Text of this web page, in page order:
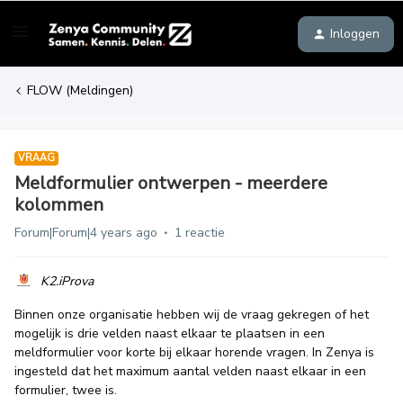
Inloggen
FLOW (Meldingen)
VRAAG
Meldformulier ontwerpen - meerdere
kolommen
Forum|Forum|4 years ago 1 reactie
K2.iProva
Binnen onze organisatie hebben wij de vraag gekregen of het
mogelijk is drie velden naast elkaar te plaatsen in een
meldformulier voor korte bij elkaar horende vragen. In Zenya is
ingesteld dat het maximum aantal velden naast elkaar in een
formulier, twee is.